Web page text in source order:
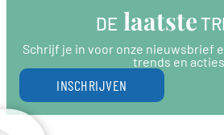
DE laatste
Schrijf je in voor onze nieuwsbrief
trends en
INSCHRIJVEN